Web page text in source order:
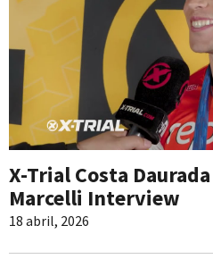
X-Trial Costa
Marcelli Interview
18 abril, 2026